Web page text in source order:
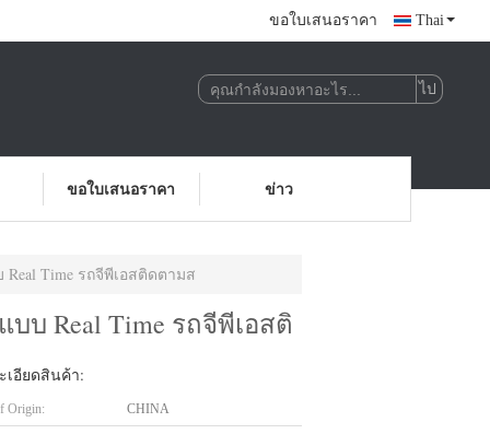
ขอใบเสนอราคา Thai
ขอใบเสนอราคา ข่าว
Time รถจีพีเอสติดตามส
บ Real Time รถจีพีเอสติ
เอียดสินค้า:
Origin: CHINA